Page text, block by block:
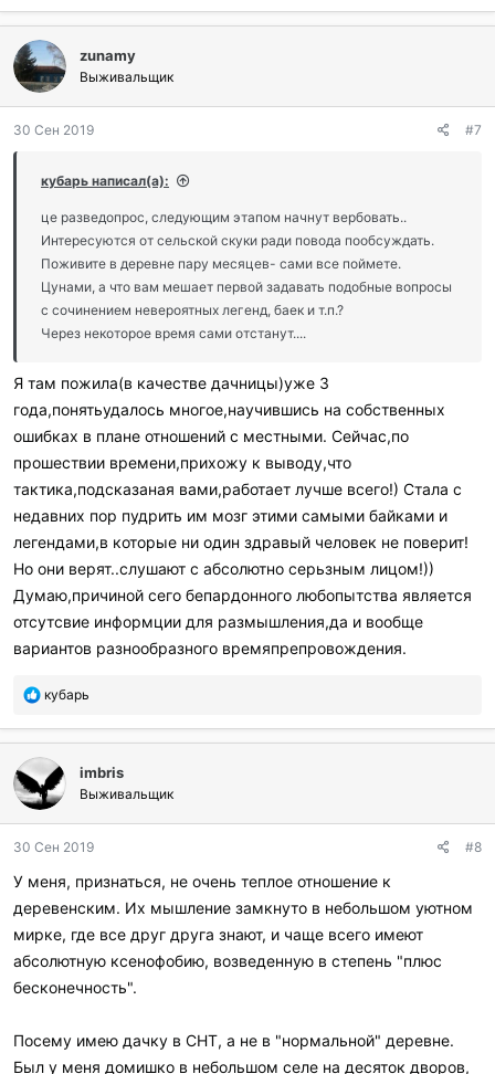
б
а
г
о
а
и
л
и
zunamy
Выживальщик
30 Сен 2019 #7
кубарь написал(а):
це разведопрос, следующим этапом начнут вербовать..
Интересуются от сельской скуки ради повода пообсуждать.
Поживите в деревне пару месяцев- сами все поймете.
Цунами, а что вам мешает первой задавать подобные вопросы
с сочинением невероятных легенд, баек и т.п.?
Через некоторое время сами отстанут....
Я там пожила(в качестве дачницы)уже 3
года,понятьудалось многое,научившись на собственных
ошибках в плане отношений с местными. Сейчас,по
прошествии времени,прихожу к выводу,что
тактика,подсказаная вами,работает лучше всего!) Стала с
недавних пор пудрить им мозг этими самыми байками и
легендами,в которые ни один здравый человек не поверит!
Но они верят..слушают с абсолютно серьзным лицом!))
Думаю,причиной сего бепардонного любопытства является
отсутсвие информции для размышления,да и вообще
вариантов разнообразного времяпрепровождения.
П
б
а
г
о
а
и
л
и
кубарь
imbris
Выживальщик
30 Сен 2019 #8
У меня, признаться, не очень теплое отношение к
деревенским. Их мышление замкнуто в небольшом уютном
мирке, где все друг друга знают, и чаще всего имеют
абсолютную ксенофобию, возведенную в степень "плюс
бесконечность".
Посему имею дачку в СНТ, а не в "нормальной" деревне.
Был у меня домишко в небольшом селе на десяток дворов,